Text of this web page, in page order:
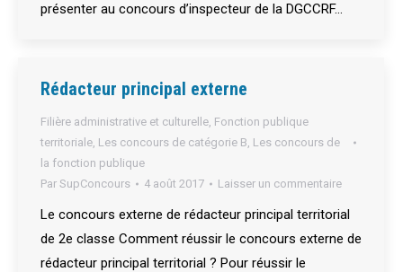
présenter au concours d’inspecteur de la DGCCRF…
Rédacteur principal externe
Filière administrative et culturelle, Fonction publique
territoriale, Les concours de catégorie B, Les concours de
la fonction publique
Par SupConcours 4 août 2017 Laisser un commentaire
Le concours externe de rédacteur principal territorial
de 2e classe Comment réussir le concours externe de
rédacteur principal territorial ? Pour réussir le